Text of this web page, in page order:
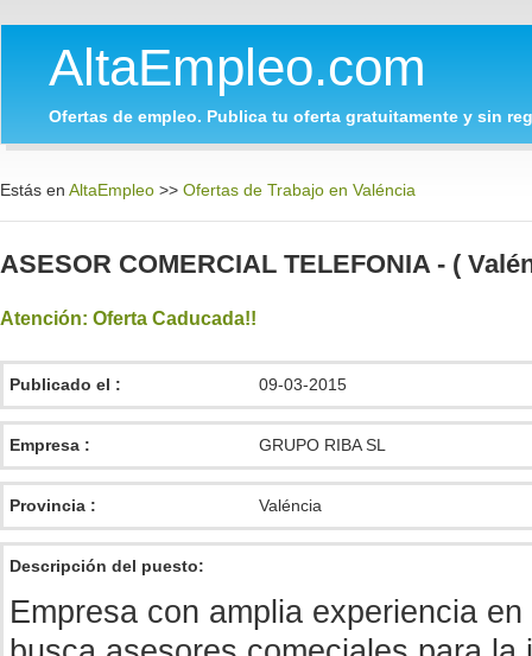
AltaEmpleo.com
Ofertas de empleo. Publica tu oferta gratuitamente y sin
Estás en AltaEmpleo >> Ofertas de Trabajo en Valéncia
ASESOR COMERCIAL TELEFONIA - (
Atención: Oferta Caducada!!
Publicado el : 09-03-2015
Empresa : GRUPO RIBA SL
Provincia : Valéncia
Descripción del puesto:
Empresa con amplia experiencia